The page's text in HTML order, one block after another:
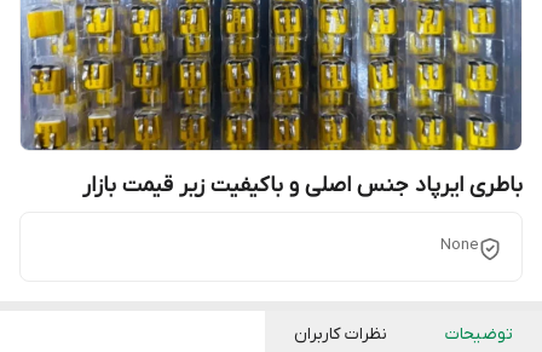
باطری ایرپاد جنس اصلی و باکیفیت زیر قیمت بازار
None
توضیحات نظرات کاربران